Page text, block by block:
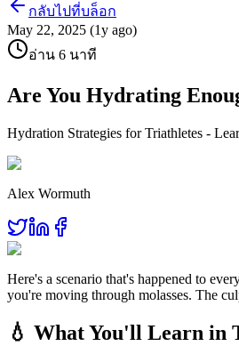
กลับไปที่บล็อก
May 22, 2025 (1y ago)
อ่าน 6 นาที
Are You Hydrating
Hydration Strategies for Triathletes -
Alex Wormuth
Here's a scenario that's happened to
you're moving through molasses. The
💧 What You'll Learn in